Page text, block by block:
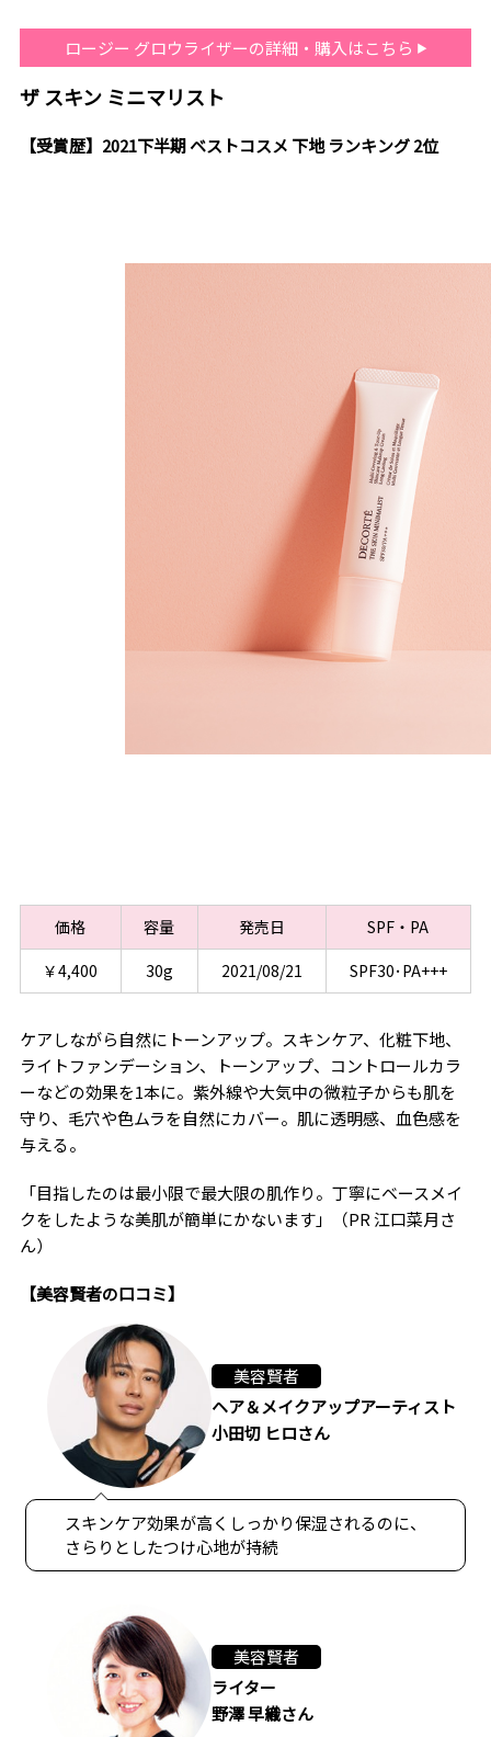
ロージー グロウライザーの詳細・購入はこちら
ザ スキン ミニマリスト
【受賞歴】2021下半期 ベストコスメ 下地 ランキング 2位
価格 容量 発売日
SPF・PA
￥4,400
30g 2021/08/21 SPF30･PA+++
ケアしながら自然にトーンアップ。スキンケア、化粧下地、
ライトファンデーション、トーンアップ、コントロールカラ
ーなどの効果を1本に。紫外線や大気中の微粒子からも肌を
守り、毛穴や色ムラを自然にカバー。肌に透明感、血色感を
与える。
「目指したのは最小限で最大限の肌作り。丁寧にベースメイ
クをしたような美肌が簡単にかないます」（PR 江口菜月さ
ん）
【美容賢者の口コミ】
美容賢者
ヘア＆メイクアップアーティスト
小田切 ヒロさん
スキンケア効果が高くしっかり保湿されるのに、
さらりとしたつけ心地が持続
美容賢者
ライター
野澤 早織さん